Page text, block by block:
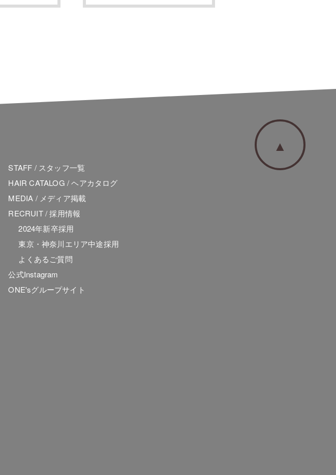
▲
STAFF / スタッフ一覧
HAIR CATALOG / ヘアカタログ
MEDIA / メディア掲載
RECRUIT / 採用情報
2024年新卒採用
東京・神奈川エリア中途採用
よくあるご質問
公式Instagram
ONE'sグループサイト